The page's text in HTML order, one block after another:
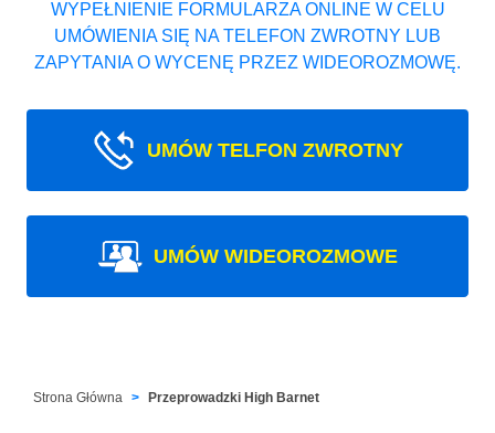
WYPEŁNIENIE FORMULARZA ONLINE W CELU
UMÓWIENIA SIĘ NA TELEFON ZWROTNY LUB
ZAPYTANIA O WYCENĘ PRZEZ WIDEOROZMOWĘ.
UMÓW TELFON ZWROTNY
UMÓW WIDEOROZMOWE
Strona Główna Przeprowadzki High Barnet